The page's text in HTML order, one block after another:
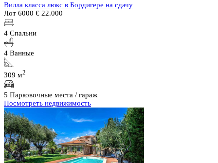
Вилла класса люкс в Бордигере на сдачу
Лот 6000 € 22.000
4 Спальни
4 Ванные
309 м2
5 Парковочные места / гараж
Посмотреть недвижимость